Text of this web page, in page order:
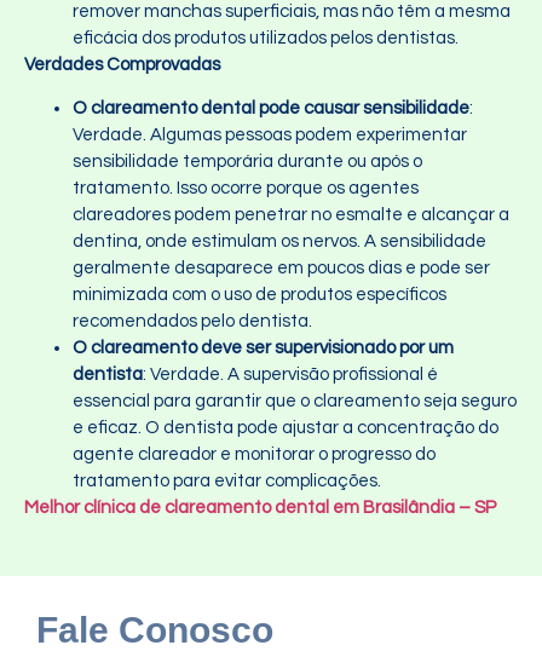
remover manchas superficiais, mas não têm a mesma
eficácia dos produtos utilizados pelos dentistas.
Verdades Comprovadas
O clareamento dental pode causar sensibilidade:
Verdade. Algumas pessoas podem experimentar
sensibilidade temporária durante ou após o
tratamento. Isso ocorre porque os agentes
clareadores podem penetrar no esmalte e alcançar a
dentina, onde estimulam os nervos. A sensibilidade
geralmente desaparece em poucos dias e pode ser
minimizada com o uso de produtos específicos
recomendados pelo dentista.
O clareamento deve ser supervisionado por um
dentista: Verdade. A supervisão profissional é
essencial para garantir que o clareamento seja seguro
e eficaz. O dentista pode ajustar a concentração do
agente clareador e monitorar o progresso do
tratamento para evitar complicações.
Melhor clínica de clareamento dental em Brasilândia – SP
Fale Conosco